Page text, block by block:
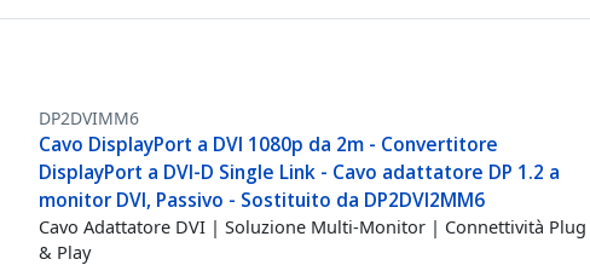
DP2DVIMM6
Cavo DisplayPort a DVI 1080p da 2m - Convertitore
DisplayPort a DVI-D Single Link - Cavo adattatore DP 1.2 a
monitor DVI, Passivo - Sostituito da DP2DVI2MM6
Cavo Adattatore DVI | Soluzione Multi-Monitor | Connettività Plug
& Play